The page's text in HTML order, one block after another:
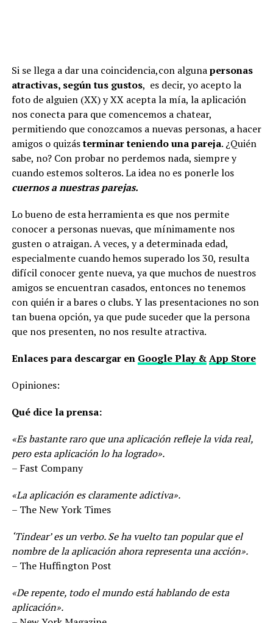
Si se llega a dar una coincidencia,con algunapersonas
atractivas, según tus gustos, es decir, yo acepto la
foto de alguien (XX) y XX acepta la mía, la aplicación
nos conecta para que comencemos a chatear,
permitiendo que conozcamos a nuevas personas, a hacer
amigos o quizásterminar teniendo una pareja. ¿Quién
sabe, no? Con probar no perdemos nada, siempre y
cuando estemos solteros. La idea no es ponerle los
cuernos a nuestras parejas.
Lo bueno de esta herramienta es que nos permite
conocer a personas nuevas, que mínimamente nos
gusten o atraigan. A veces, y a determinada edad,
especialmente cuando hemos superado los 30, resulta
difícil conocer gente nueva, ya que muchos de nuestros
amigos se encuentran casados, entonces no tenemos
con quién ir a bares o clubs. Y las presentaciones no son
tan buena opción, ya que pude suceder que la persona
que nos presenten, no nos resulte atractiva.
Enlaces para descargar en Google Play &App Store
Opiniones:
Qué dice la prensa:
«Es bastante raro que una aplicación refleje la vida real,
pero esta aplicación lo ha logrado».
– Fast Company
«La aplicación es claramente adictiva».
– The New York Times
‘Tindear’ es un verbo. Se ha vuelto tan popular que el
nombre de la aplicación ahora representa una acción».
– The Huffington Post
«De repente, todo el mundo está hablando de esta
aplicación».